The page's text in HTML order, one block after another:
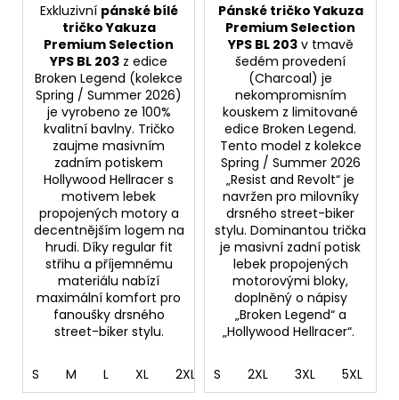
Exkluzivní pánské bílé
tričko Yakuza
Premium Selection
YPS BL 203 z edice
Broken Legend (kolekce
Spring / Summer 2026)
je vyrobeno ze 100%
kvalitní bavlny. Tričko
zaujme masivním
zadním potiskem
Hollywood Hellracer s
motivem lebek
propojených motory a
decentnějším logem na
hrudi. Díky regular fit
střihu a příjemnému
materiálu nabízí
maximální komfort pro
fanoušky drsného
street-biker stylu.
S M L XL 2XL
Pánské tričko Yakuza
Premium Selection
YPS BL 203v tmavě
šedém provedení
(Charcoal) je
nekompromisním
kouskem z limitované
edice Broken Legend.
Tento model z kolekce
Spring / Summer 2026
„Resist and Revolt“ je
navržen pro milovníky
drsného street-biker
stylu. Dominantou trička
je masivní zadní potisk
lebek propojených
motorovými bloky,
doplněný o nápisy
„Broken Legend“ a
„Hollywood Hellracer“.
S 2XL 3XL 5XL